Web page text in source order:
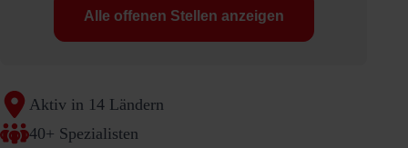
Alle offenen Stellen anzeigen
Aktiv in 14 Ländern
40+ Spezialisten